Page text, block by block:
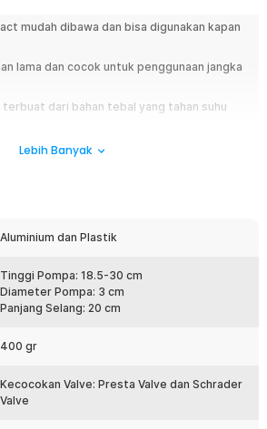
mudah dibawa dan bisa digunakan kapan
lama dan cocok untuk penggunaan jangka
terbuat dari bahan tebal yang tahan suhu
alas pijakan membuat pompa lebih
touring atau beraktivitas jauh dari bengkel.
digunakan kapan saja. TaffSPORT PM02 hadir
pump yang compact, ringan, dan dilengkapi
penggunaan jangka panjang. Solusi ideal
Portable
ini memiliki ukuran mini sehingga sangat
Lebih Banyak
Aluminium dan Plastik
Tinggi Pompa: 18.5-30 cm
Diameter Pompa: 3 cm
Panjang Selang: 20 cm
400 gr
Kecocokan Valve: Presta Valve dan Schrader
Valve